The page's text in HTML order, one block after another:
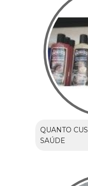
QUANTO
SAÚDE